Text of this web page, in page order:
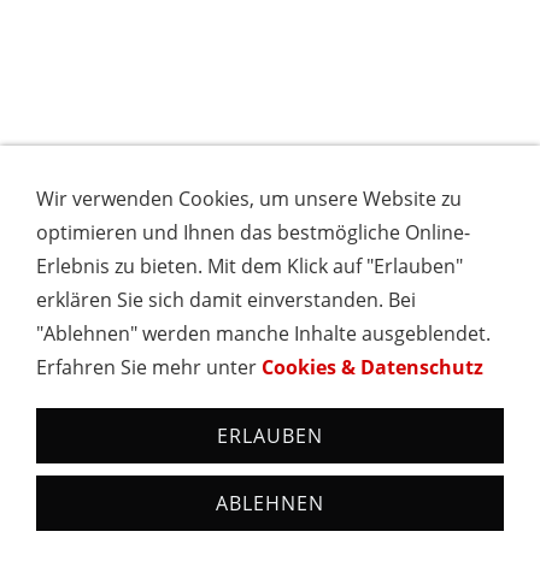
Wir verwenden Cookies, um unsere Website zu
optimieren und Ihnen das bestmögliche Online-
Erlebnis zu bieten. Mit dem Klick auf "Erlauben"
erklären Sie sich damit einverstanden. Bei
"Ablehnen" werden manche Inhalte ausgeblendet.
Erfahren Sie mehr unter Cookies & Datenschutz
ERLAUBEN
ABLEHNEN